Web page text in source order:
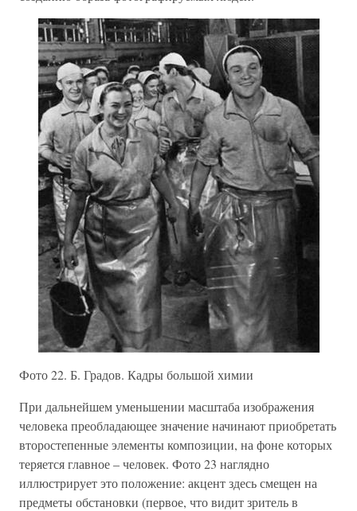
Фото 22. Б. Градов. Кадры большой химии
При дальнейшем уменьшении масштаба изображения
человека преобладающее значение начинают приобретать
второстепенные элементы композиции, на фоне которых
теряется главное – человек. Фото 23 наглядно
иллюстрирует это положение: акцент здесь смещен на
предметы обстановки (первое, что видит зритель в